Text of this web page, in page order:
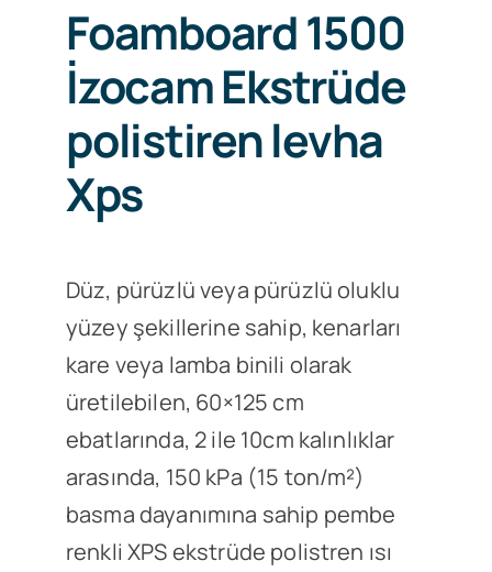
Foamboard 1500
İzocam Ekstrüde
polistiren levha
Xps
Düz, pürüzlü veya pürüzlü oluklu
yüzey şekillerine sahip, kenarları
kare veya lamba binili olarak
üretilebilen, 60×125 cm
ebatlarında, 2 ile 10cm kalınlıklar
arasında, 150 kPa (15 ton/m²)
basma dayanımına sahip pembe
renkli XPS ekstrüde polistren ısı